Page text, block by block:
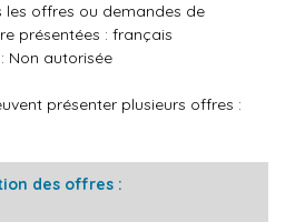
les offres ou demandes de
présentées : français
Non autorisée
présenter plusieurs offres :
des offres :